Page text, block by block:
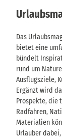
Das
bietet eine
bündelt
rund um
Ausflugsziele,
Ergänzt wird
Prospekte, die
Radfahren,
Materialien
Urlauber